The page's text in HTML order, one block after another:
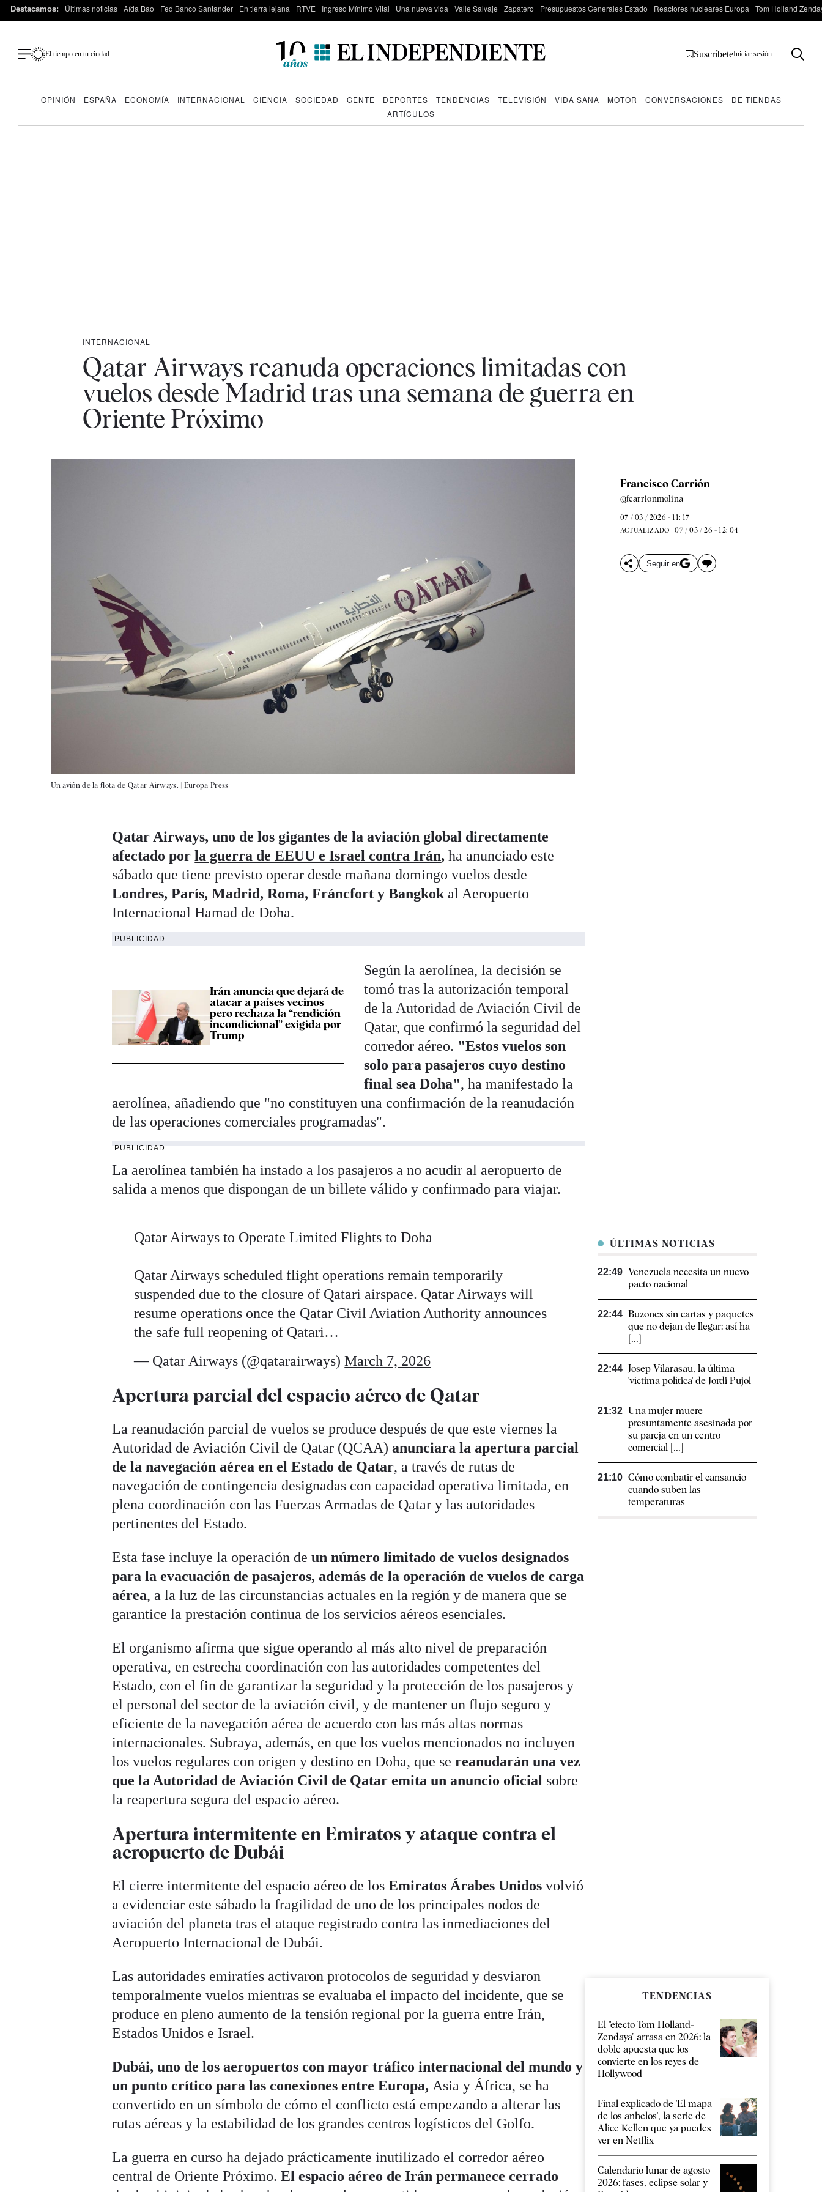
Destacamos: Últimas noticias Aída Bao Fed Banco Santander En tierra lejana RTVE Ingreso Mínimo Vital Una nueva vida Valle Salvaje Zapatero Presupuestos Generales Estado Reactores nucleares Europa Tom Holland
El tiempo en tu ciudad SuscríbeteIniciar sesión
OPINIÓN ESPAÑA ECONOMÍA INTERNACIONAL CIENCIA SOCIEDAD GENTE DEPORTES TENDENCIAS TELEVISIÓN VIDA SANA MOTOR CONVERSACIONES
DE TIENDAS
ARTÍCULOS
INTERNACIONAL
Qatar Airways reanuda operaciones limitadas con
vuelos desde Madrid tras una semana de guerra en
Oriente Próximo
Un avión de la flota de Qatar Airways. | Europa Press
Francisco Carrión
@fcarrionmolina
07 / 03 / 2026 - 11: 17
ACTUALIZADO 07 / 03 / 26 - 12: 04
Seguir en
Qatar Airways, uno de los gigantes de la aviación global directamente
afectado porla guerra de EEUU e Israel contra Irán,ha anunciado este
sábado que tiene previsto operar desde mañana domingo vuelos desde
Londres, París, Madrid, Roma, Fráncfort y Bangkok al Aeropuerto
Internacional Hamad de Doha.
PUBLICIDAD
Irán anuncia que dejará de
atacar a países vecinos
pero rechaza la “rendición
incondicional” exigida por
Trump
Según la aerolínea, la decisión se
tomó tras la autorización temporal
de la Autoridad de Aviación Civil de
Qatar, que confirmó la seguridad del
corredor aéreo. "Estos vuelos son
solo para pasajeros cuyo destino
final sea Doha", ha manifestado la
aerolínea, añadiendo que "no constituyen una confirmación de la reanudación
de las operaciones comerciales programadas".
PUBLICIDAD
La aerolínea también ha instado a los pasajeros a no acudir al aeropuerto de
salida a menos que dispongan de un billete válido y confirmado para viajar.
Qatar Airways to Operate Limited Flights to Doha
Qatar Airways scheduled flight operations remain temporarily
suspended due to the closure of Qatari airspace. Qatar Airways will
resume operations once the Qatar Civil Aviation Authority announces
the safe full reopening of Qatari…
— Qatar Airways (@qatarairways)March 7, 2026
Apertura parcial del espacio aéreo de Qatar
La reanudación parcial de vuelos se produce después de que este viernes la
Autoridad de Aviación Civil de Qatar (QCAA)anunciara la apertura parcial
de la navegación aérea en el Estado de Qatar, a través de rutas de
navegación de contingencia designadas con capacidad operativa limitada, en
plena coordinación con las Fuerzas Armadas de Qatar y las autoridades
pertinentes del Estado.
Esta fase incluye la operación deun número limitado de vuelos designados
para la evacuación de pasajeros, además de la operación de vuelos de carga
aérea, a la luz de las circunstancias actuales en la región y de manera que se
garantice la prestación continua de los servicios aéreos esenciales.
El organismo afirma que sigue operando al más alto nivel de preparación
operativa, en estrecha coordinación con las autoridades competentes del
Estado, con el fin de garantizar la seguridad y la protección de los pasajeros y
el personal del sector de la aviación civil, y de mantener un flujo seguro y
eficiente de la navegación aérea de acuerdo con las más altas normas
internacionales. Subraya, además, en que los vuelos mencionados no incluyen
los vuelos regulares con origen y destino en Doha, que sereanudarán una vez
que la Autoridad de Aviación Civil de Qatar emita un anuncio oficial sobre
la reapertura segura del espacio aéreo.
Apertura intermitente en Emiratos y ataque contra el
aeropuerto de Dubái
El cierre intermitente del espacio aéreo de losEmiratos Árabes Unidos volvió
a evidenciar este sábado la fragilidad de uno de los principales nodos de
aviación del planeta tras el ataque registrado contra las inmediaciones del
Aeropuerto Internacional de Dubái.
Las autoridades emiratíes activaron protocolos de seguridad y desviaron
temporalmente vuelos mientras se evaluaba el impacto del incidente, que se
produce en pleno aumento de la tensión regional por la guerra entre Irán,
Estados Unidos e Israel.
Dubái, uno de los aeropuertos con mayor tráfico internacional del mundo y
un punto crítico para las conexiones entre Europa, Asia y África, se ha
convertido en un símbolo de cómo el conflicto está empezando a alterar las
rutas aéreas y la estabilidad de los grandes centros logísticos del Golfo.
La guerra en curso ha dejado prácticamente inutilizado el corredor aéreo
central de Oriente Próximo.El espacio aéreo de Irán permanece cerrado
ÚLTIMAS NOTICIAS
22:49 Venezuela necesita un nuevo
pacto nacional
22:44 Buzones sin cartas y paquetes
que no dejan de llegar: así ha
[...]
22:44 Josep Vilarasau, la última
'víctima política' de Jordi Pujol
21:32 Una mujer muere
presuntamente asesinada por
su pareja en un centro
comercial [...]
21:10 Cómo combatir el cansancio​
cuando suben las
temperaturas
TENDENCIAS
El "efecto Tom Holland-
Zendaya" arrasa en 2026: la
doble apuesta que los
convierte en los reyes de
Hollywood
Final explicado de 'El mapa
de los anhelos', la serie de
Alice Kellen que ya puedes
ver en Netflix
Calendario lunar de agosto
2026: fases, eclipse solar y